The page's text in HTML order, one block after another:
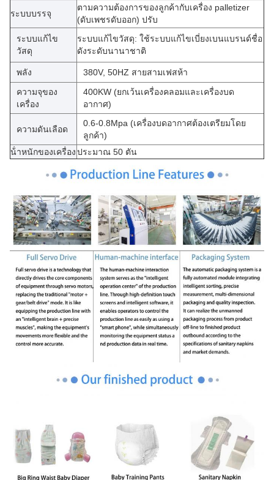
ระบบบรรจุ
ตามความต้องการของลูกค้ากับเครื่อง palletizer
(ดับเพชรดับออก) ปรับ
ระบบแก้ไข
วัสดุ
ระบบแก้ไขวัสดุ: ใช้ระบบแก้ไขเบี่ยงเบนแบรนด์ชื่อ
ดังระดับนานาชาติ
พลัง
380V, 50HZ สายสามเฟสห้า
ความจุของ
เครื่อง
400KW (ยกเว้นเครื่องคลอมและเครื่องบด
อากาศ)
ความดันเลือด
0.6-0.8Mpa (เครื่องบดอากาศต้องเตรียมโดย
ลูกค้า)
น้ําหนักของเครื่องประมาณ 50 ตัน